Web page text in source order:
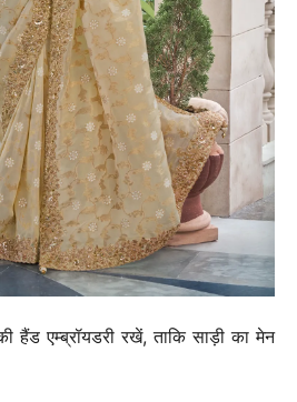
हैंड एम्ब्रॉयडरी रखें, ताकि साड़ी का मेन